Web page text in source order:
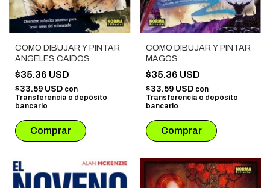
COMO DIBUJAR Y PINTAR
ANGELES CAIDOS
$35.36 USD
$33.59 USD con
Transferencia o depósito
bancario
COMO DIBUJAR Y PINTAR
MAGOS
$35.36 USD
$33.59 USD con
Transferencia o depósito
bancario